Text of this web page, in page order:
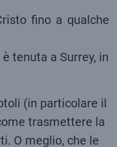
fino a qualche
tenuta a Surrey, in
(in particolare il
trasmettere la
O meglio, che le